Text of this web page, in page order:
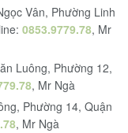
Vân, Phường Linh
0853.9779.78, Mr
Luông, Phường 12,
, Mr Ngà
Phường 14, Quận
, Mr Ngà